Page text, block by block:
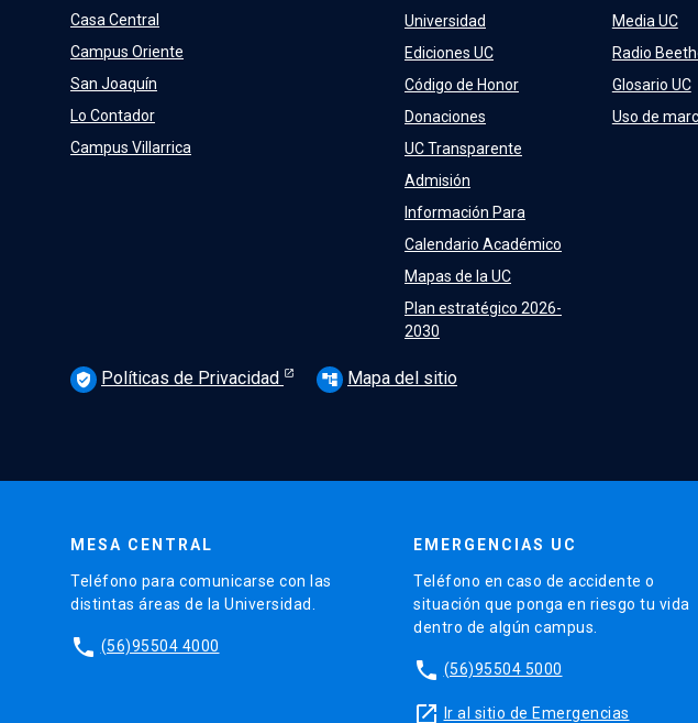
Casa Central
Campus Oriente
San Joaquín
Lo Contador
Campus Villarrica
Universidad
Ediciones UC
Código de Honor
Donaciones
UC Transparente
Admisión
Información Para
Calendario Académico
Mapas de la UC
Plan estratégico 2026-
2030
Media UC
Radio
Glosario UC
Uso de
verified_user Políticas de Privacidad account_tree Mapa del sitio
MESA CENTRAL
Teléfono para comunicarse con las
distintas áreas de la Universidad.
phone (56)95504 4000
EMERGENCIAS UC
Teléfono en caso de accidente o
situación que ponga en riesgo tu vida
dentro de algún campus.
phone (56)95504 5000
launch Ir al sitio de Emergencias